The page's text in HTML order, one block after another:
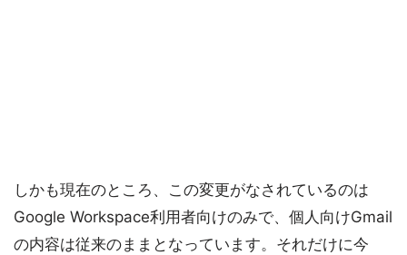
しかも現在のところ、この変更がなされているのは
Google Workspace利用者向けのみで、個人向けGmail
の内容は従来のままとなっています。それだけに今